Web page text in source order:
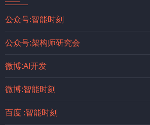
公众号:智能时刻
公众号:架构师研究会
微博:AI开发
微博:智能时刻
百度 :智能时刻